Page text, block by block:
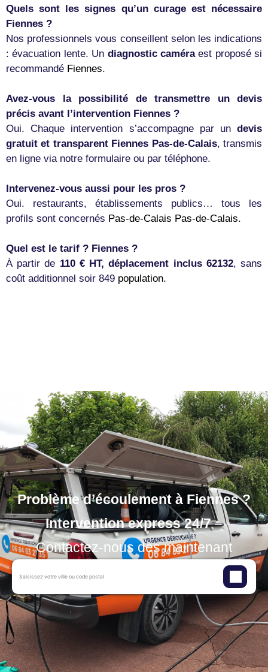
Quels sont les signes qu’un curage est nécessaire
Fiennes ?
Nos professionnels vous conseillent selon les indications
: évacuation lente. Un diagnostic caméraest proposé si
recommandé Fiennes.
Avez-vous la possibilité de transmettre un devis
précis avant l’intervention Fiennes ?
Oui. Chaque intervention s’accompagne par un devis
gratuit et transparent Fiennes Pas-de-Calais, transmis
en ligne via notre formulaire ou par téléphone.
Intervenez-vous aussi pour les pros ?
Oui. restaurants, établissements publics… tous les
profils sont concernés Pas-de-Calais Pas-de-Calais.
Quel est le tarif ? Fiennes ?
À partir de 110 € HT, déplacement inclus 62132, sans
coût additionnel soir 849 population.
Problème d’écoulement à Fiennes ?
Intervention express 24/7–
Contactez-nous dès maintenant